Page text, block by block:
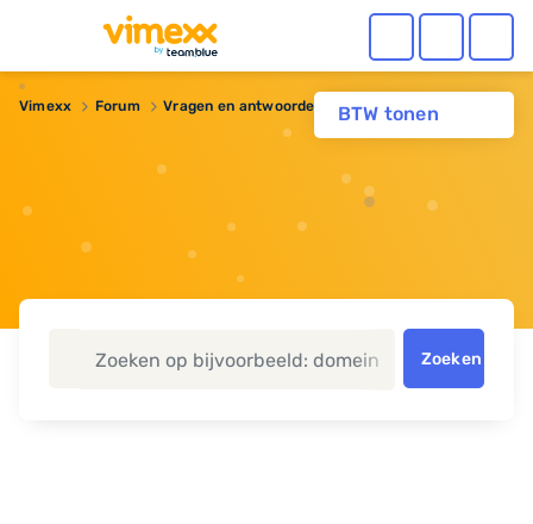
BTW tonen
Vimexx Forum Vragen en antwoorden domeinnaam
Zoeken